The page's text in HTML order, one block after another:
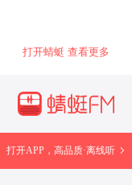
打开蜻蜓 查看更多
打开APP，高品质·离线听